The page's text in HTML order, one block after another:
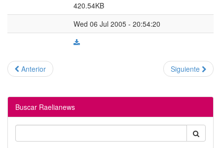
420.54KB
Wed 06 Jul 2005 - 20:54:20
Anterior Siguiente
Buscar Raelianews